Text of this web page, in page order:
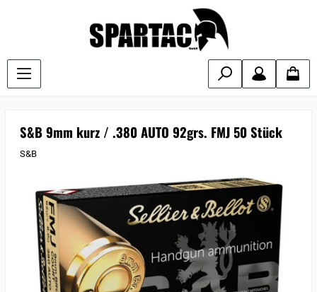
S&B 9mm kurz / .380 AUTO 92grs. FMJ 50 Stück
S&B